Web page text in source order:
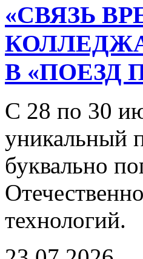
«СВЯЗЬ
В «ПОЕЗД
С 28 по 30
уникальный
буквально
технологий.